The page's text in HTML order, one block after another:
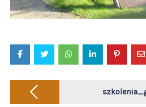
Post
navigation